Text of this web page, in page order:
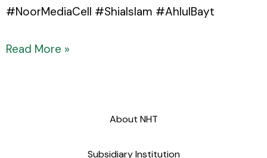
#NoorMediaCell #ShiaIslam #AhlulBayt
Read More »
About NHT
Subsidiary Institution